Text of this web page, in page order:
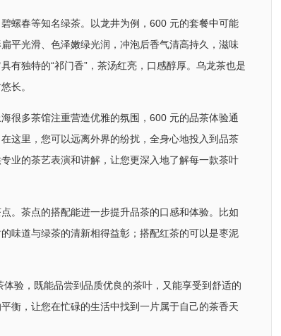
螺春等知名绿茶。以龙井为例，600 元的套餐中可能
平光滑、色泽嫩绿光润，冲泡后香气清高持久，滋味
有独特的“祁门香”，茶汤红亮，口感醇厚。乌龙茶也是
长。
很多茶馆注重营造优雅的氛围，600 元的品茶体验通
这里，您可以远离外界的纷扰，全身心地投入到品茶
业的茶艺表演和讲解，让您更深入地了解每一款茶叶
。茶点的搭配能进一步提升品茶的口感和体验。比如
味道与绿茶的清新相得益彰；搭配红茶的可以是枣泥
验，既能品尝到品质优良的茶叶，又能享受到舒适的
衡，让您在忙碌的生活中找到一片属于自己的茶香天